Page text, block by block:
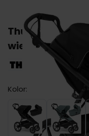
Thule URBAN
wielofunkcyjny
Kolor:
Black on Black
Mid-